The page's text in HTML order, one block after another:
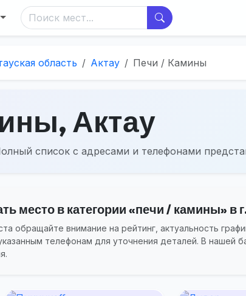
область Актау Печи / Камины
Актау
список с адресами и телефонами
место в категории «печи / камины» в
обращайте внимание на рейтинг, актуальность
телефонам для уточнения деталей. В нашей